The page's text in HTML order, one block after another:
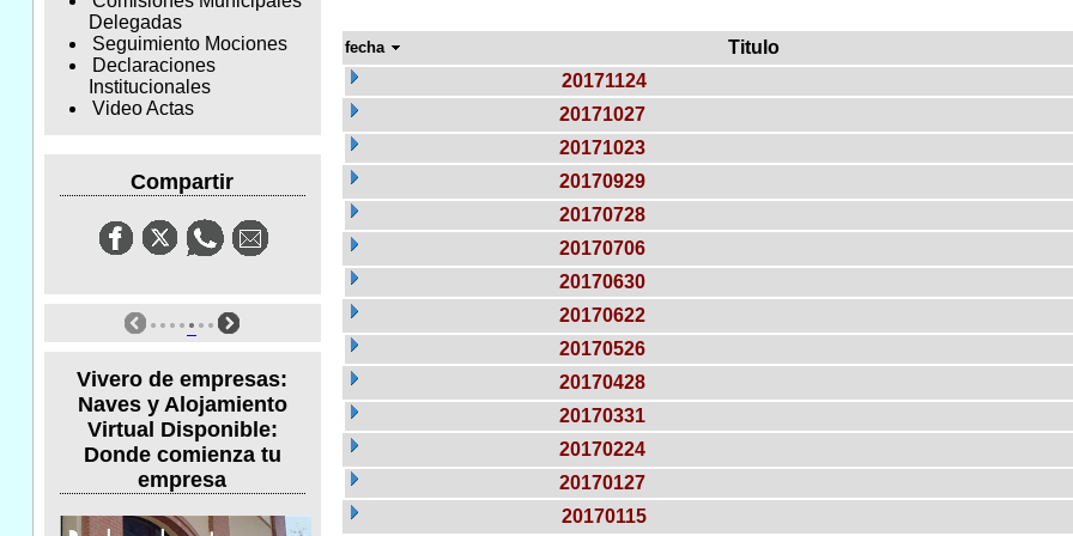
Delegadas
Seguimiento Mociones
Declaraciones
Institucionales
Video Actas
Compartir
Vivero de empresas:
Naves y Alojamiento
Virtual Disponible:
Donde comienza tu
empresa
fecha Titulo
20171124
20171027
20171023
20170929
20170728
20170706
20170630
20170622
20170526
20170428
20170331
20170224
20170127
20170115